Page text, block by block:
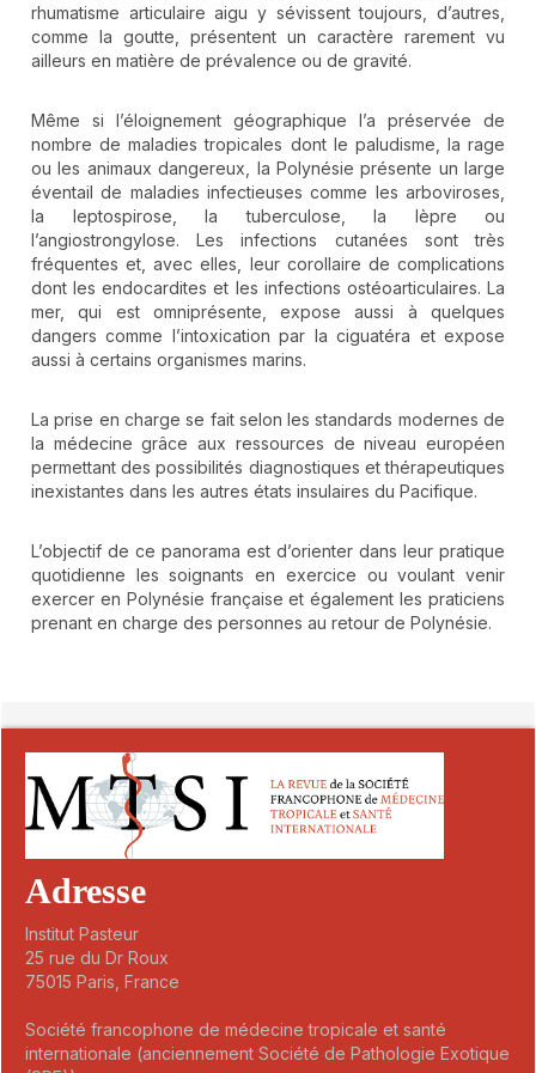
rhumatisme articulaire aigu y sévissent toujours, d’autres,
comme la goutte, présentent un caractère rarement vu
ailleurs en matière de prévalence ou de gravité.
Même si l’éloignement géographique l’a préservée de
nombre de maladies tropicales dont le paludisme, la rage
ou les animaux dangereux, la Polynésie présente un large
éventail de maladies infectieuses comme les arboviroses,
la leptospirose, la tuberculose, la lèpre ou
l’angiostrongylose. Les infections cutanées sont très
fréquentes et, avec elles, leur corollaire de complications
dont les endocardites et les infections ostéoarticulaires. La
mer, qui est omniprésente, expose aussi à quelques
dangers comme l’intoxication par la ciguatéra et expose
aussi à certains organismes marins.
La prise en charge se fait selon les standards modernes de
la médecine grâce aux ressources de niveau européen
permettant des possibilités diagnostiques et thérapeutiques
inexistantes dans les autres états insulaires du Pacifique.
L’objectif de ce panorama est d’orienter dans leur pratique
quotidienne les soignants en exercice ou voulant venir
exercer en Polynésie française et également les praticiens
prenant en charge des personnes au retour de Polynésie.
Adresse
Institut Pasteur
25 rue du Dr Roux
75015 Paris, France
Société francophone de médecine tropicale et santé
internationale (anciennement Société de Pathologie Exotique